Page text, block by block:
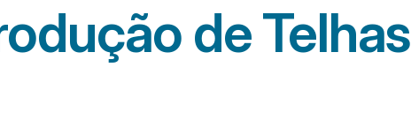
de Telhas